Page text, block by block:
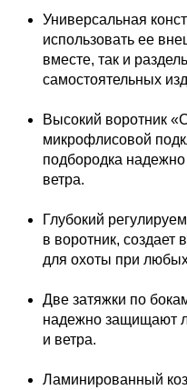
Универсальная
использовать ее
вместе, так и
самостоятельных
Высокий воротник
микрофлисовой
подбородка
ветра.
Глубокий
в воротник, создает
для охоты при
Две затяжки по
надежно защищают
и ветра.
Ламинированный